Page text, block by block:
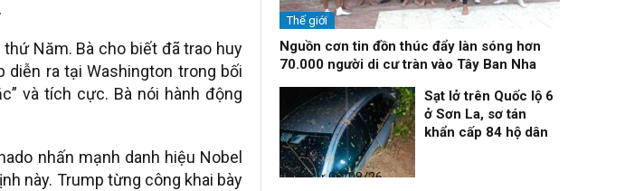
Năm. Bà cho biết đã trao huy
diễn ra tại Washington trong bối
và tích cực. Bà nói hành động
nhấn mạnh danh hiệu Nobel
này. Trump từng công khai bày
Thế giới
Nguồn cơn tin đồn thúc đẩy làn sóng hơn
70.000 người di cư tràn vào Tây Ban Nha
Thời sự
06/08/26, 12:33
Sạt lở trên Quốc lộ 6
ở Sơn La, sơ tán
khẩn cấp 84 hộ dân